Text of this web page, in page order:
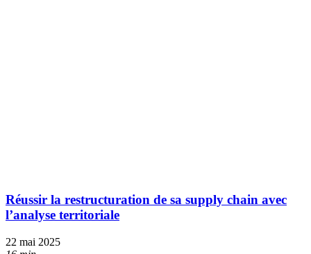
Réussir la restructuration de sa supply chain avec
l’analyse territoriale
22 mai 2025